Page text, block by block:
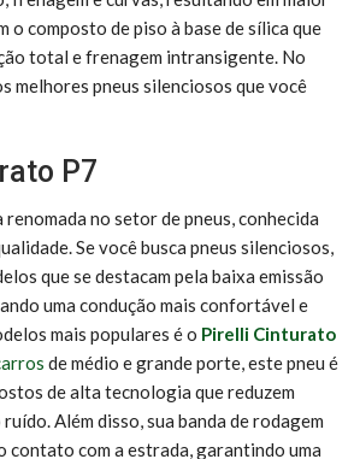
o composto de piso à base de sílica que
total e frenagem intransigente. No
melhores pneus silenciosos que você
P7
renomada no setor de pneus, conhecida
Se você busca pneus silenciosos,
que se destacam pela baixa emissão
uma condução mais confortável e
mais populares é o Pirelli Cinturato
de médio e grande porte, este pneu é
de alta tecnologia que reduzem
ruído.Além disso, sua banda de rodagem
contato com a estrada, garantindo uma